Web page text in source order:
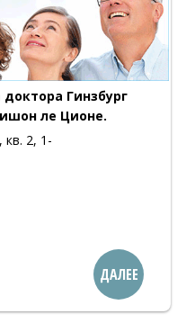
Гинзбург
ле Ционе.
2, 1-
ДАЛЕЕ